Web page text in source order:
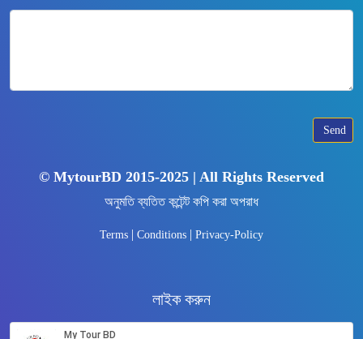
Send
© MytourBD 2015-2025 | All Rights Reserved
অনুমতি ব্যতিত কন্টেন্ট কপি করা অপরাধ
Terms | Conditions | Privacy-Policy
লাইক করুন